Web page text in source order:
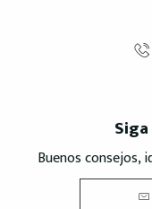
Buenos consejos,